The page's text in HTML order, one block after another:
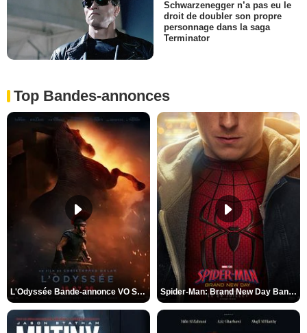
Schwarzenegger n’a pas eu le
droit de doubler son propre
personnage dans la saga
Terminator
Top Bandes-annonces
L'Odyssée Bande-annonce VO STFR Spider-Man: Brand New Day Bande-annonce VO STFR